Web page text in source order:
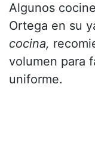
Algunos
Ortega en su
cocina,
volumen para
uniforme.